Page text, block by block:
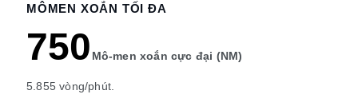
MÔMEN XOẮN TỐI ĐA
750 Mô-men xoắn cực đại (NM)
5.855 vòng/phút.